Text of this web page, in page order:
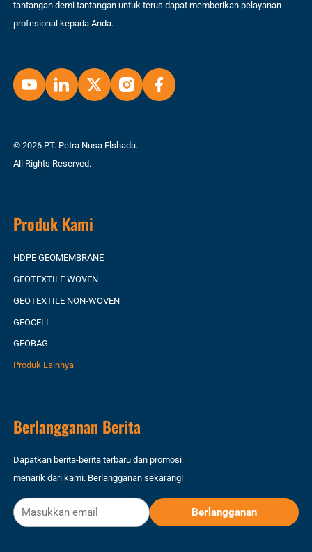
tantangan demi tantangan untuk terus dapat memberikan pelayanan
profesional kepada Anda.
© 2026 PT. Petra Nusa Elshada.
All Rights Reserved.
Produk Kami
HDPE GEOMEMBRANE
GEOTEXTILE WOVEN
GEOTEXTILE NON-WOVEN
GEOCELL
GEOBAG
Produk Lainnya
Berlangganan Berita
Dapatkan berita-berita terbaru dan promosi
menarik dari kami. Berlangganan sekarang!